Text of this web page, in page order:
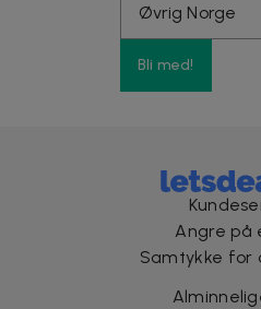
Bli med!
Angre på
Samtykke for